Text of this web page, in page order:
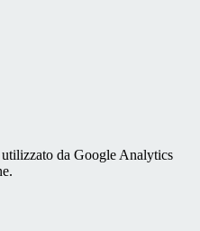
da Google Analytics